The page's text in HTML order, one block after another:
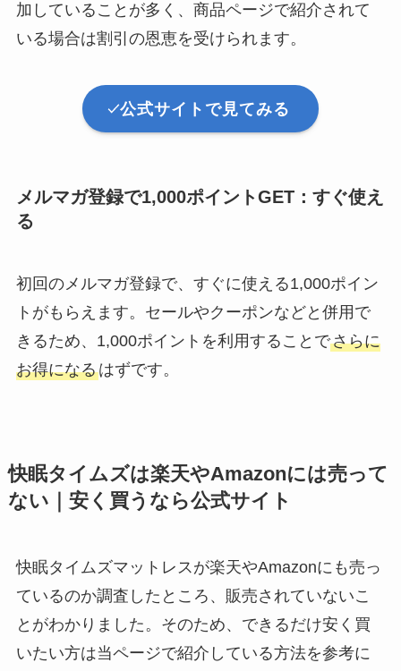
加していることが多く、商品ページで紹介されて
いる場合は割引の恩恵を受けられます。
公式サイトで見てみる
メルマガ登録で1,000ポイントGET：すぐ使え
る
初回のメルマガ登録で、すぐに使える1,000ポイン
トがもらえます。セールやクーポンなどと併用で
きるため、1,000ポイントを利用することでさらに
お得になるはずです。
快眠タイムズは楽天やAmazonには売って
ない｜安く買うなら公式サイト
快眠タイムズマットレスが楽天やAmazonにも売っ
ているのか調査したところ、販売されていないこ
とがわかりました。そのため、できるだけ安く買
いたい方は当ページで紹介している方法を参考に